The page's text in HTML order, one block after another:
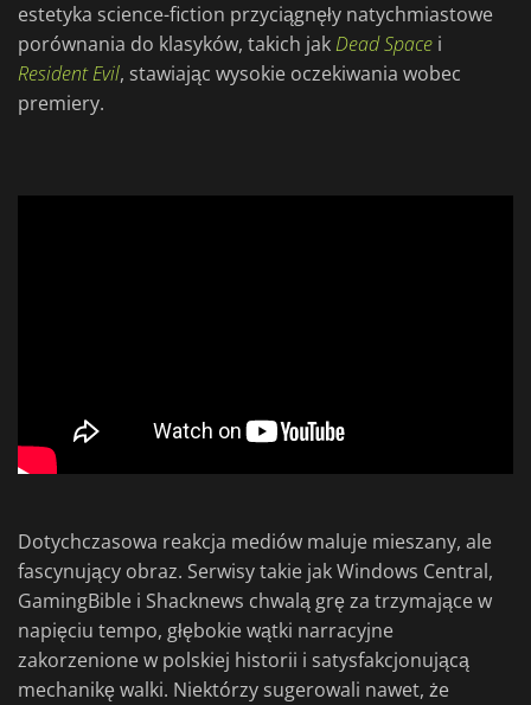
estetyka science-fiction przyciągnęły natychmiastowe
porównania do klasyków, takich jakDead Space i
Resident Evil, stawiając wysokie oczekiwania wobec
premiery.
Dotychczasowa reakcja mediów maluje mieszany, ale
fascynujący obraz. Serwisy takie jak Windows Central,
GamingBible i Shacknews chwalą grę za trzymające w
napięciu tempo, głębokie wątki narracyjne
zakorzenione w polskiej historii i satysfakcjonującą
mechanikę walki. Niektórzy sugerowali nawet, że